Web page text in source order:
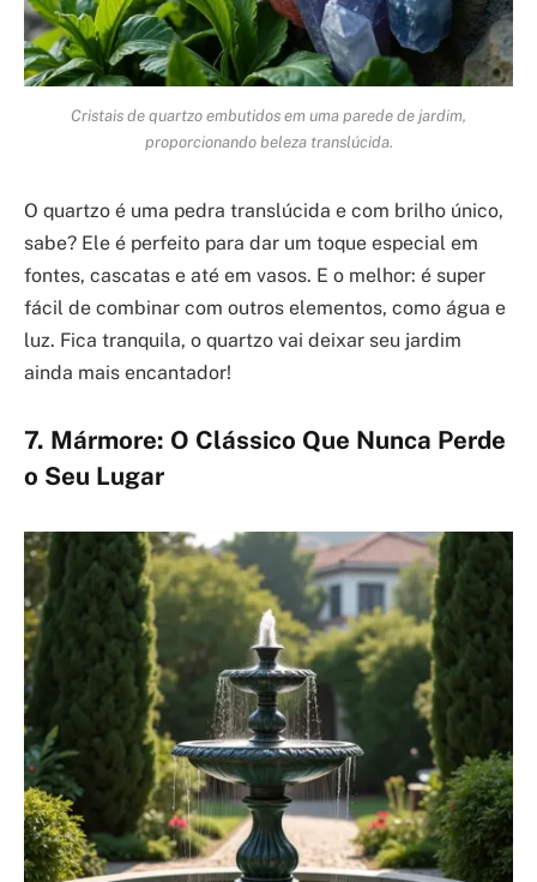
Cristais de quartzo embutidos em uma parede de jardim,
proporcionando beleza translúcida.
O quartzo é uma pedra translúcida e com brilho único,
sabe? Ele é perfeito para dar um toque especial em
fontes, cascatas e até em vasos. E o melhor: é super
fácil de combinar com outros elementos, como água e
luz. Fica tranquila, o quartzo vai deixar seu jardim
ainda mais encantador!
7. Mármore: O Clássico Que Nunca Perde
o Seu Lugar